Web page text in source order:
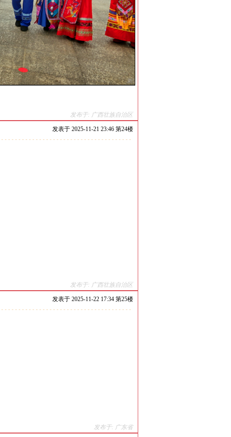
发布于: 广西壮族自治区
发表于 2025-11-21 23:46 第24楼
发布于: 广西壮族自治区
发表于 2025-11-22 17:34 第25楼
发布于: 广东省